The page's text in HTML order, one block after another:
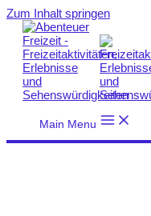
Zum Inhalt springen
Main Menu